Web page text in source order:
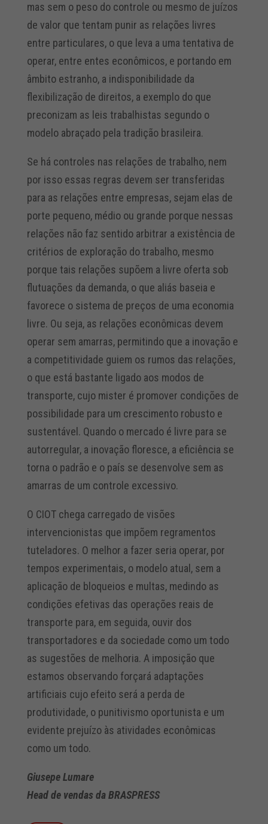
mas sem o peso do controle ou mesmo de juízos
de valor que tentam punir as relações livres
entre particulares, o que leva a uma tentativa de
operar, entre entes econômicos, e portando em
âmbito estranho, a indisponibilidade da
flexibilização de direitos, a exemplo do que
preconizam as leis trabalhistas segundo o
modelo abraçado pela tradição brasileira.
Se há controles nas relações de trabalho, nem
por isso essas regras devem ser transferidas
para as relações entre empresas, sejam elas de
porte pequeno, médio ou grande porque nessas
relações não faz sentido arbitrar a existência de
critérios de exploração do trabalho, mesmo
porque tais relações supõem a livre oferta sob
flutuações da demanda, o que aliás baseia e
favorece o sistema de preços de uma economia
livre. Ou seja, as relações econômicas devem
operar sem amarras, permitindo que a inovação e
a competitividade guiem os rumos das relações,
o que está bastante ligado aos modos de
transporte, cujo mister é promover condições de
possibilidade para um crescimento robusto e
sustentável. Quando o mercado é livre para se
autorregular, a inovação floresce, a eficiência se
torna o padrão e o país se desenvolve sem as
amarras de um controle excessivo.
O CIOT chega carregado de visões
intervencionistas que impõem regramentos
tuteladores. O melhor a fazer seria operar, por
tempos experimentais, o modelo atual, sem a
aplicação de bloqueios e multas, medindo as
condições efetivas das operações reais de
transporte para, em seguida, ouvir dos
transportadores e da sociedade como um todo
as sugestões de melhoria. A imposição que
estamos observando forçará adaptações
artificiais cujo efeito será a perda de
produtividade, o punitivismo oportunista e um
evidente prejuízo às atividades econômicas
como um todo.
Giusepe Lumare
Head de vendas da BRASPRESS